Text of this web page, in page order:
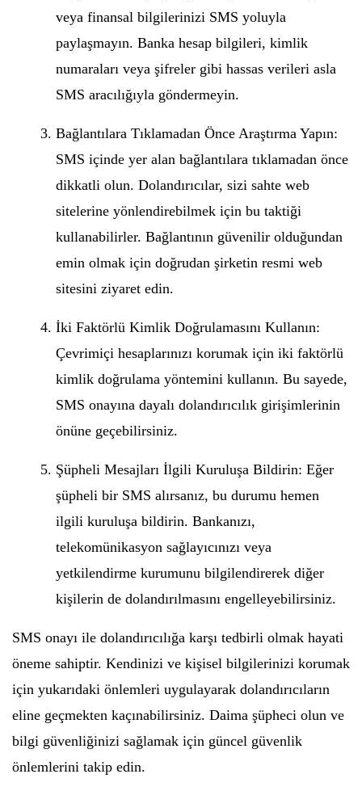
veya finansal bilgilerinizi SMS yoluyla
paylaşmayın. Banka hesap bilgileri, kimlik
numaraları veya şifreler gibi hassas verileri asla
SMS aracılığıyla göndermeyin.
Bağlantılara Tıklamadan Önce Araştırma Yapın:
SMS içinde yer alan bağlantılara tıklamadan önce
dikkatli olun. Dolandırıcılar, sizi sahte web
sitelerine yönlendirebilmek için bu taktiği
kullanabilirler. Bağlantının güvenilir olduğundan
emin olmak için doğrudan şirketin resmi web
sitesini ziyaret edin.
İki Faktörlü Kimlik Doğrulamasını Kullanın:
Çevrimiçi hesaplarınızı korumak için iki faktörlü
kimlik doğrulama yöntemini kullanın. Bu sayede,
SMS onayına dayalı dolandırıcılık girişimlerinin
önüne geçebilirsiniz.
Şüpheli Mesajları İlgili Kuruluşa Bildirin: Eğer
şüpheli bir SMS alırsanız, bu durumu hemen
ilgili kuruluşa bildirin. Bankanızı,
telekomünikasyon sağlayıcınızı veya
yetkilendirme kurumunu bilgilendirerek diğer
kişilerin de dolandırılmasını engelleyebilirsiniz.
SMS onayı ile dolandırıcılığa karşı tedbirli olmak hayati
öneme sahiptir. Kendinizi ve kişisel bilgilerinizi korumak
için yukarıdaki önlemleri uygulayarak dolandırıcıların
eline geçmekten kaçınabilirsiniz. Daima şüpheci olun ve
bilgi güvenliğinizi sağlamak için güncel güvenlik
önlemlerini takip edin.